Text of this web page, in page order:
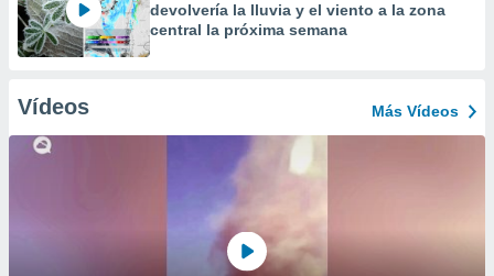
devolvería la lluvia y el viento a la zona
central la próxima semana
Vídeos Más Vídeos